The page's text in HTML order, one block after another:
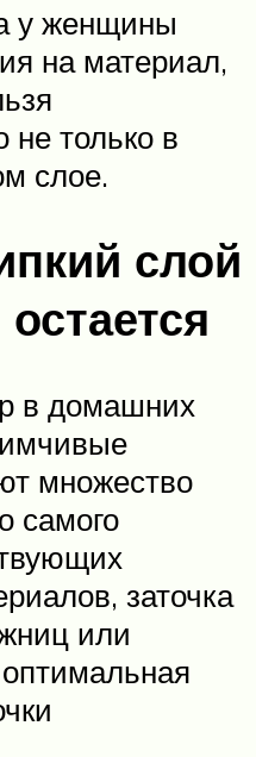
у женщины
на материал,
не только в
слое.
слой
в домашних
множество
самого
заточка
или